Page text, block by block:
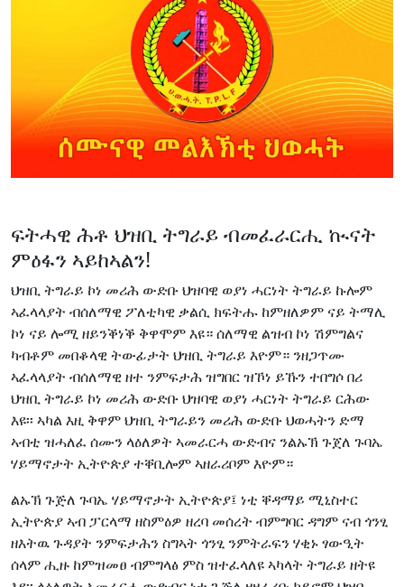
ፍትሓዊ ሕቶ ህዝቢ ትግራይ ብመፈራርሒ ኲናት
ምዕፋን ኣይከኣልን!
ህዝቢ ትግራይ ኮነ መሪሕ ውድቡ ህዝባዊ ወያነ ሓርነት ትግራይ ኩሎም
ኣፈላላያት ብሰለማዊ ፖለቲካዊ ቃልሲ ክፍትሑ ከምዘለዎም ናይ ትማሊ
ኮነ ናይ ሎሚ ዘይንቕነቕ ቅዋሞም እዩ። ሰለማዊ ልዝብ ኮነ ሽምግልና
ካብቶም መበቆላዊ ትውፊታት ህዝቢ ትግራይ እዮም። ንዘጋጥሙ
ኣፈላላያት ብሰለማዊ ዘተ ንምፍታሕ ዝግበር ዝኾነ ይኹን ተበግሶ በሪ
ህዝቢ ትግራይ ኮነ መሪሕ ውድቡ ህዝባዊ ወያነ ሓርነት ትግራይ ርሕው
እዩ፡፡ ኣካል እዚ ቅዋም ህዝቢ ትግራይን መሪሕ ውድቡ ህወሓትን ድማ
ኣብቲ ዝሓለፈ ሰሙን ላዕለዎት ኣመራርሓ ውድብና ንልኡኽ ጉጀለ ጉባኤ
ሃይማኖታት ኢትዮጵያ ተቐቢሎም ኣዘራሪቦም እዮም።
ልኡኽ ጉጅለ ጉባኤ ሃይማኖታት ኢትዮጵያ፤ ነቲ ቐዳማይ ሚኒስተር
ኢትዮጵያ ኣብ ፓርላማ ዘስምዕዎ ዘረባ መሰረት ብምግባር ዳግም ናብ ጎንፂ
ዘእትዉ ጉዳያት ንምፍታሕን ስግኣት ጎንፂ ንምትራፍን ሃቂኑ ፃውዒት
ሰላም ሒዙ ከምዝመፀ ብምግላፅ ምስ ዝተፈላለዩ ኣካላት ትግራይ ዘትዩ